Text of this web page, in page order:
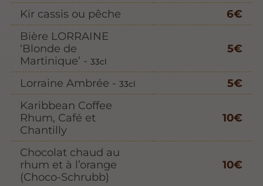
Kir cassis ou pêche
6€
Bière LORRAINE
‘Blonde de
Martinique’ -33cl
5€
Lorraine Ambrée -33cl
5€
Karibbean Coffee
Rhum, Café et
Chantilly
10€
Chocolat chaud au
rhum et à l’orange
(Choco-Schrubb)
10€